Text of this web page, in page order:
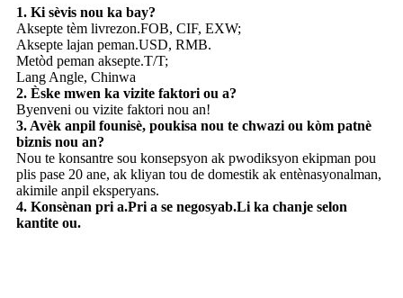
1. Ki sèvis nou ka bay?
Aksepte tèm livrezon.FOB, CIF, EXW;
Aksepte lajan peman.USD, RMB.
Metòd peman aksepte.T/T;
Lang Angle, Chinwa
2. Èske mwen ka vizite faktori ou a?
Byenveni ou vizite faktori nou an!
3. Avèk anpil founisè, poukisa nou te chwazi ou kòm patnè
biznis nou an?
Nou te konsantre sou konsepsyon ak pwodiksyon ekipman pou
plis pase 20 ane, ak kliyan tou de domestik ak entènasyonalman,
akimile anpil eksperyans.
4. Konsènan pri a.Pri a se negosyab.Li ka chanje selon
kantite ou.